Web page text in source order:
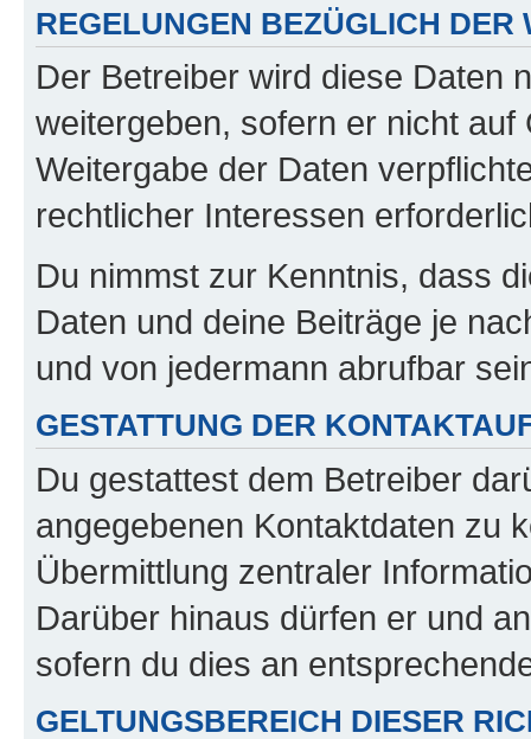
REGELUNGEN BEZÜGLICH DER
Der Betreiber wird diese Daten
weitergeben, sofern er nicht
Weitergabe der Daten
rechtlicher Interessen
Du nimmst zur Kenntnis, dass
Daten und deine Beiträge je
und von jedermann abrufbar
GESTATTUNG DER
Du gestattest dem Betreiber
angegebenen Kontaktdaten zu
Übermittlung zentraler
Darüber hinaus dürfen er und
sofern du dies an
GELTUNGSBEREICH DIESER